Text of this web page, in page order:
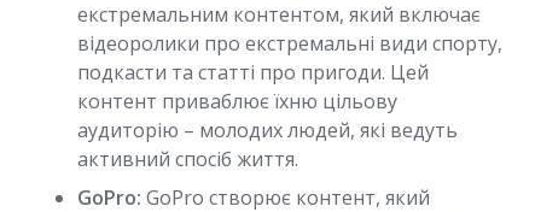
екстремальним контентом, який включає
відеоролики про екстремальні види спорту,
подкасти та статті про пригоди. Цей
контент приваблює їхню цільову
аудиторію – молодих людей, які ведуть
активний спосіб життя.
GoPro: GoPro створює контент, який